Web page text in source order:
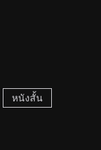
หนังสั้น